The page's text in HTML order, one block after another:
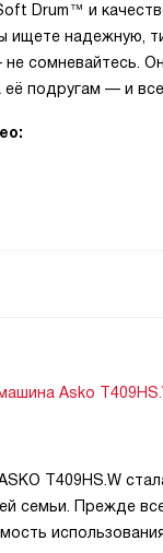
Drum™ и
ищете надежную,
сомневайтесь.
подругам — и все
Asko
T409HS.W
семьи. Прежде